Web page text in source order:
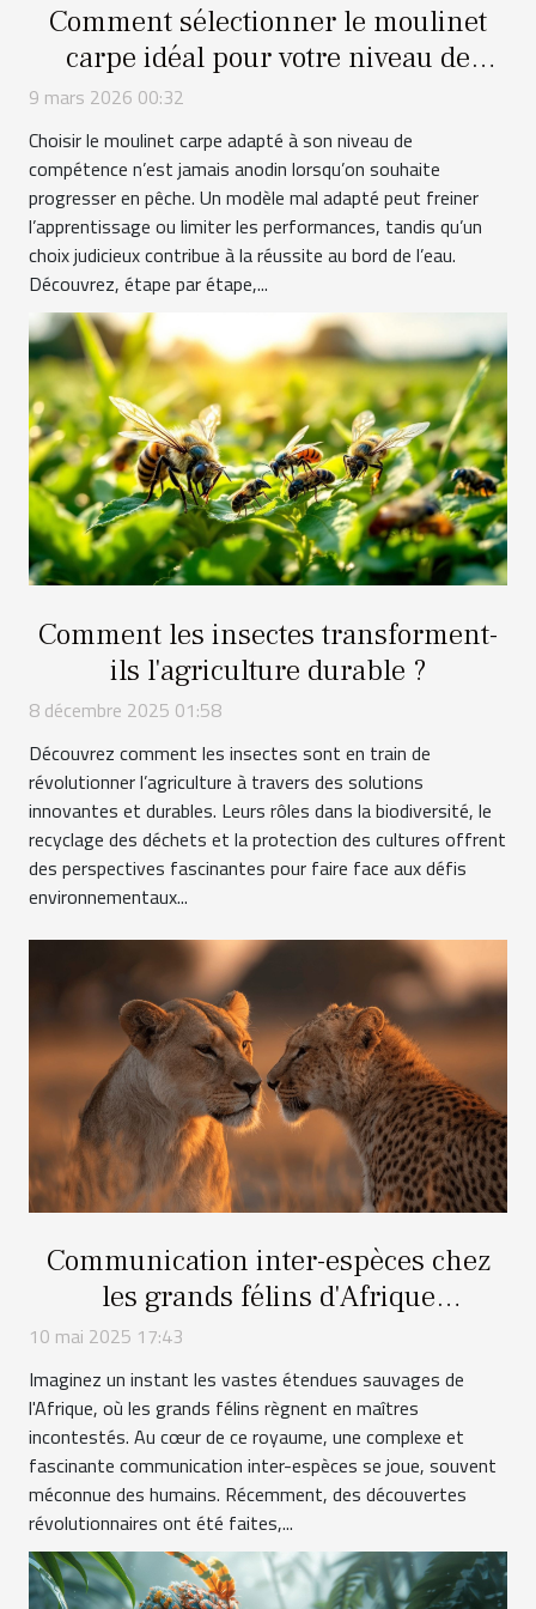
Comment sélectionner le moulinet
carpe idéal pour votre niveau de
compétence ?
9 mars 2026 00:32
Choisir le moulinet carpe adapté à son niveau de
compétence n’est jamais anodin lorsqu’on souhaite
progresser en pêche. Un modèle mal adapté peut freiner
l’apprentissage ou limiter les performances, tandis qu’un
choix judicieux contribue à la réussite au bord de l’eau.
Découvrez, étape par étape,...
Comment les insectes transforment-
ils l'agriculture durable ?
8 décembre 2025 01:58
Découvrez comment les insectes sont en train de
révolutionner l’agriculture à travers des solutions
innovantes et durables. Leurs rôles dans la biodiversité, le
recyclage des déchets et la protection des cultures offrent
des perspectives fascinantes pour faire face aux défis
environnementaux...
Communication inter-espèces chez
les grands félins d'Afrique
découvertes récentes
10 mai 2025 17:43
Imaginez un instant les vastes étendues sauvages de
l'Afrique, où les grands félins règnent en maîtres
incontestés. Au cœur de ce royaume, une complexe et
fascinante communication inter-espèces se joue, souvent
méconnue des humains. Récemment, des découvertes
révolutionnaires ont été faites,...